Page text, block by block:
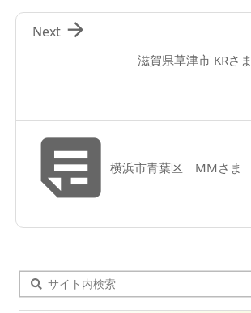
滋賀県草津市 KRさま

Next
横浜市青葉区 MMさま